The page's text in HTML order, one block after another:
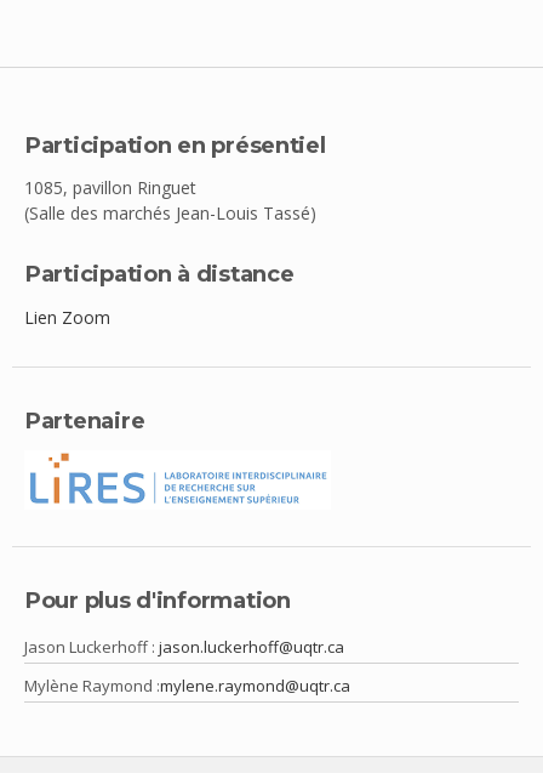
Participation en présentiel
1085, pavillon Ringuet
(Salle des marchés Jean-Louis Tassé)
Participation à distance
Lien Zoom
Partenaire
Pour plus d'information
Jason Luckerhoff : jason.luckerhoff@uqtr.ca
Mylène Raymond :mylene.raymond@uqtr.ca